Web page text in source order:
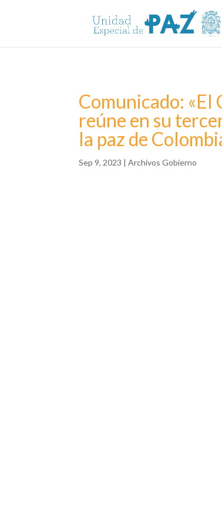
Comunicado: «El
reúne en su
la paz de
Sep 9, 2023 |Archivos Gobierno